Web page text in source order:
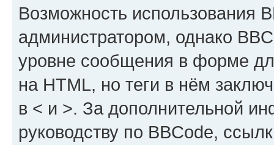
Возможность использования
администратором, однако
уровне сообщения в форме
на HTML, но теги в нём
в < и >. За дополнительной
руководству по BBCode,